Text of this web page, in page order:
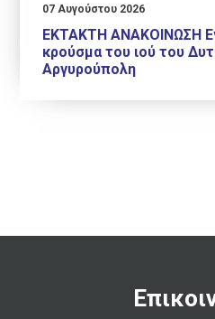
07 Αυγούστου 2026
ΕΚΤΑΚΤΗ ΑΝΑΚΟΙΝΩΣΗ
κρούσμα του ιού του
Αργυρούπολη